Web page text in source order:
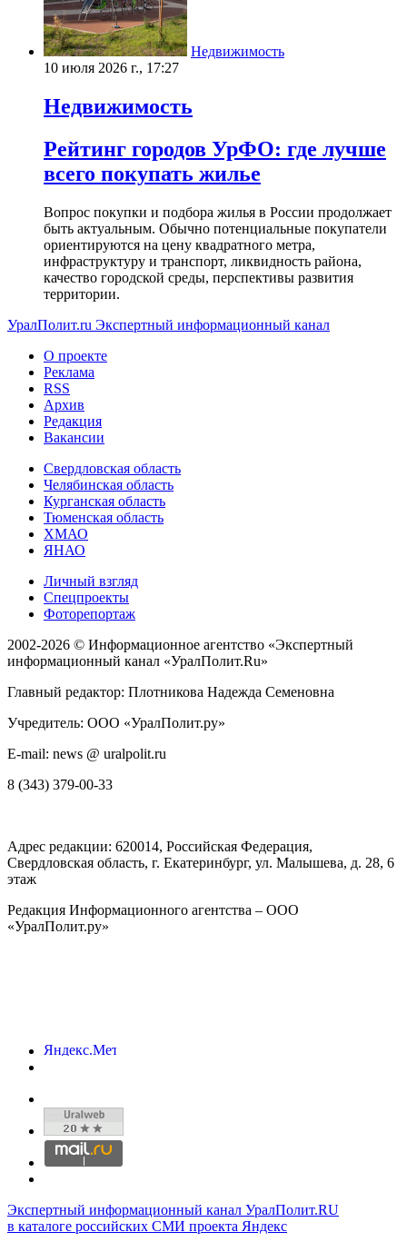
Недвижимость
10 июля 2026 г., 17:27
Недвижимость
Рейтинг городов УрФО: где лучше
всего покупать жилье
Вопрос покупки и подбора жилья в России продолжает
быть актуальным. Обычно потенциальные покупатели
ориентируются на цену квадратного метра,
инфраструктуру и транспорт, ликвидность района,
качество городской среды, перспективы развития
территории.
УралПолит.ru Экспертный информационный канал
О проекте
Реклама
RSS
Архив
Редакция
Вакансии
Свердловская область
Челябинская область
Курганская область
Тюменская область
ХМАО
ЯНАО
Личный взгляд
Спецпроекты
Фоторепортаж
2002-2026 © Информационное агентство «Экспертный
информационный канал «УралПолит.Ru»
Главный редактор: Плотникова Надежда Семеновна
Учредитель: ООО «УралПолит.ру»
E-mail: news @ uralpolit.ru
8 (343) 379-00-33
Адрес редакции: 620014, Российская Федерация,
Свердловская область, г. Екатеринбург, ул. Малышева, д. 28, 6
этаж
Редакция Информационного агентства – ООО
«УралПолит.ру»
Экспертный информационный канал УралПолит.RU
в каталоге российских СМИ проекта Яндекс